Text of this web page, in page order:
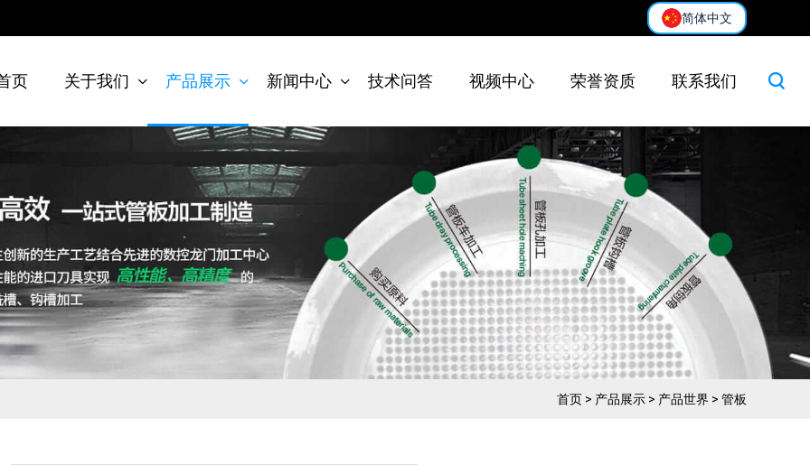
简体中文
页 关于我们 产品展示 新闻中心 技术问答 视频中心 荣誉资质 联系我们
首页 > 产品展示 > 产品世界 > 管板